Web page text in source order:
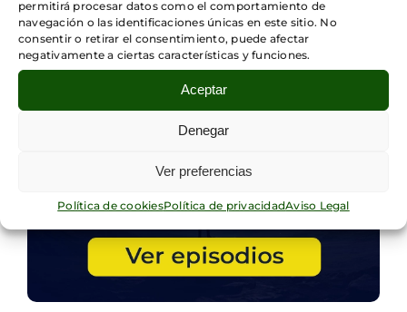
permitirá procesar datos como el comportamiento de
navegación o las identificaciones únicas en este sitio. No
consentir o retirar el consentimiento, puede afectar
negativamente a ciertas características y funciones.
Aceptar
Denegar
Ver preferencias
Política de cookiesPolítica de privacidadAviso Legal